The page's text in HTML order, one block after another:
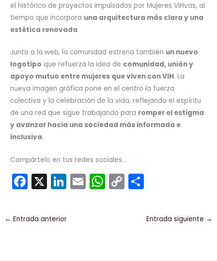
el histórico de proyectos impulsados por Mujeres VIHvas, al
tiempo que incorpora una arquitectura más clara y una
estética renovada.
Junto a la web, la comunidad estrena también un nuevo
logotipo que refuerza la idea de comunidad, unión y
apoyo mutuo entre mujeres que viven con VIH. La
nueva imagen gráfica pone en el centro la fuerza
colectiva y la celebración de la vida, reflejando el espíritu
de una red que sigue trabajando para romper el estigma
y avanzar hacia una sociedad más informada e
inclusiva.
Compártelo en tus redes sociales...
F
c
e
X Li
k
E W C
m
p
← Entrada anterior Entrada siguiente →